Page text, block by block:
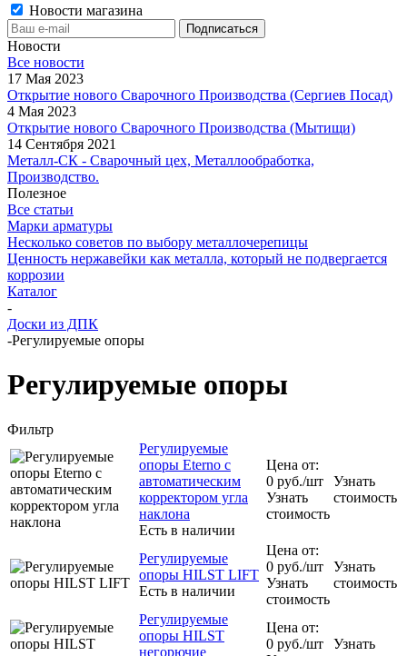
Новости магазина
Новости
Все новости
17 Мая 2023
Открытие нового Сварочного Производства (Сергиев Посад)
4 Мая 2023
Открытие нового Сварочного Производства (Мытищи)
14 Сентября 2021
Металл-СК - Сварочный цех, Металлообработка,
Производство.
Полезное
Все статьи
Марки арматуры
Несколько советов по выбору металлочерепицы
Ценность нержавейки как металла, который не подвергается
коррозии
Каталог
-
Доски из ДПК
-Регулируемые опоры
Регулируемые опоры
Фильтр
Регулируемые
опоры Eterno с
автоматическим
корректором угла
наклона
Есть в наличии
Цена от:
0 руб./шт
Узнать
стоимость
Узнать
стоимость
Регулируемые
опоры HILST LIFT
Есть в наличии
Цена от:
0 руб./шт
Узнать
стоимость
Узнать
стоимость
Регулируемые
опоры HILST
негорючие
Цена от:
0 руб./шт
Узнать